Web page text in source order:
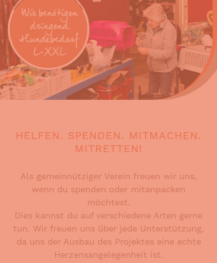
HELFEN. SPENDEN. MITMACHEN.
MITRETTEN!
Als gemeinnütziger Verein freuen wir uns,
wenn du spenden oder mitanpacken
möchtest.
Dies kannst du auf verschiedene Arten gerne
tun. Wir freuen uns über jede Unterstützung,
da uns der Ausbau des Projektes eine echte
Herzensangelegenheit ist.